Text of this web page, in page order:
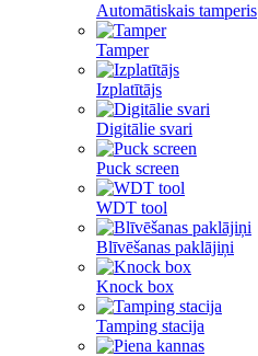
Automātiskais tamperis
Tamper
Izplatītājs
Digitālie svari
Puck screen
WDT tool
Blīvēšanas paklājiņi
Knock box
Tamping stacija